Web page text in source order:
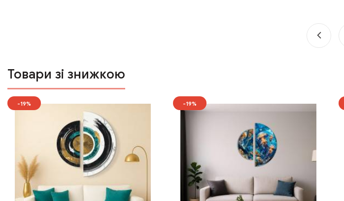
Товари зі знижкою
-19% -19%